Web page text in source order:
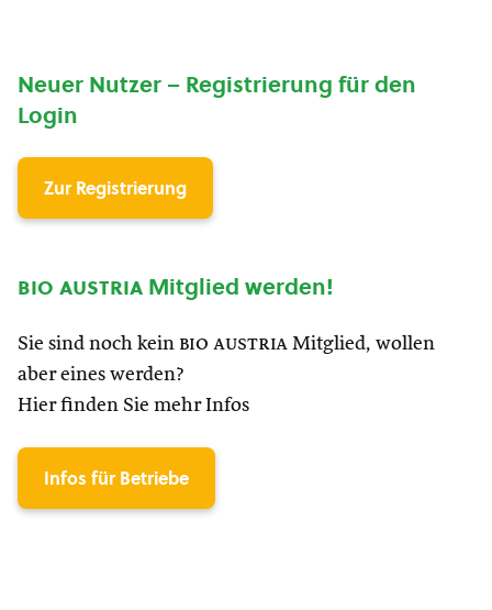
Neuer Nutzer – Registrierung für den
Login
Zur Registrierung
bio austria Mitglied werden!
Sie sind noch kein bio austria Mitglied, wollen
aber eines werden?
Hier finden Sie mehr Infos
Infos für Betriebe